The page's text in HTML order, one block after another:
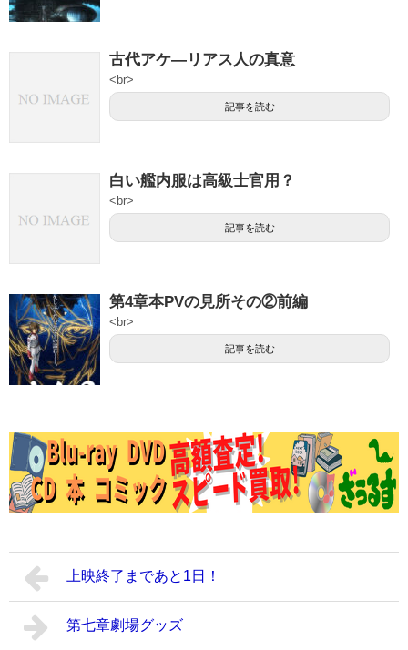
古代アケ―リアス人の真意
<br>
記事を読む
白い艦内服は高級士官用？
<br>
記事を読む
第4章本PVの見所その②前編
<br>
記事を読む
上映終了まであと1日！
第七章劇場グッズ